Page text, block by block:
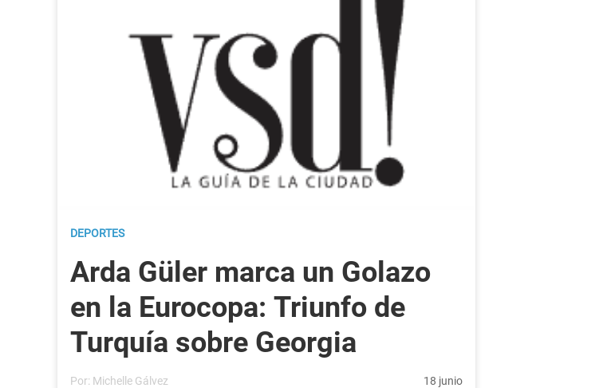
DEPORTES
Arda Güler marca un Golazo
en la Eurocopa: Triunfo de
Turquía sobre Georgia
Por: Michelle Gálvez 18 junio